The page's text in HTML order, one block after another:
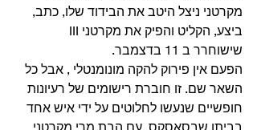
מקרטני ניצל היטב את הבידוד שלו, כתב,
שישוחרר ב 11 בדצמבר.
הפעם אין פירוק להקה מונומנטלי , אבל כל
השאר שם. זו חוברת רישומים של רעיונות
חופשיים שנעשו לחלוטים על ידי איש אחד
בביתו שבסאסקס, עם הבת מרי מקרטני